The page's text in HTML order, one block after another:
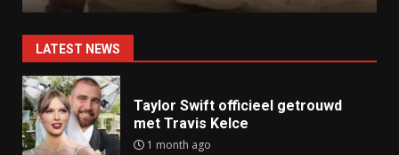
LATEST NEWS
Taylor Swift officieel getrouwd
met Travis Kelce
1 month ago